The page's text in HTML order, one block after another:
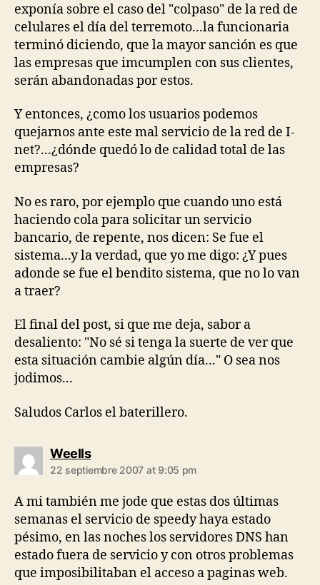
exponía sobre el caso del "colpaso" de la red de
celulares el día del terremoto...la funcionaria
terminó diciendo, que la mayor sanción es que
las empresas que imcumplen con sus clientes,
serán abandonadas por estos.
Y entonces, ¿como los usuarios podemos
quejarnos ante este mal servicio de la red de I-
net?...¿dónde quedó lo de calidad total de las
empresas?
No es raro, por ejemplo que cuando uno está
haciendo cola para solicitar un servicio
bancario, de repente, nos dicen: Se fue el
sistema...y la verdad, que yo me digo: ¿Y pues
adonde se fue el bendito sistema, que no lo van
a traer?
El final del post, si que me deja, sabor a
desaliento: "No sé si tenga la suerte de ver que
esta situación cambie algún día..." O sea nos
jodimos...
Saludos Carlos el baterillero.
Weellssays:
22 septiembre 2007 at 9:05 pm
A mi también me jode que estas dos últimas
semanas el servicio de speedy haya estado
pésimo, en las noches los servidores DNS han
estado fuera de servicio y con otros problemas
que imposibilitaban el acceso a paginas web.